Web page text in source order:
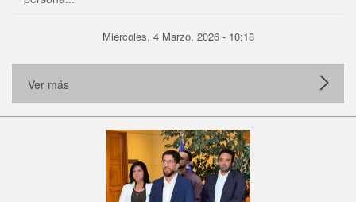
Miércoles, 4 Marzo, 2026 - 10:18
Ver más